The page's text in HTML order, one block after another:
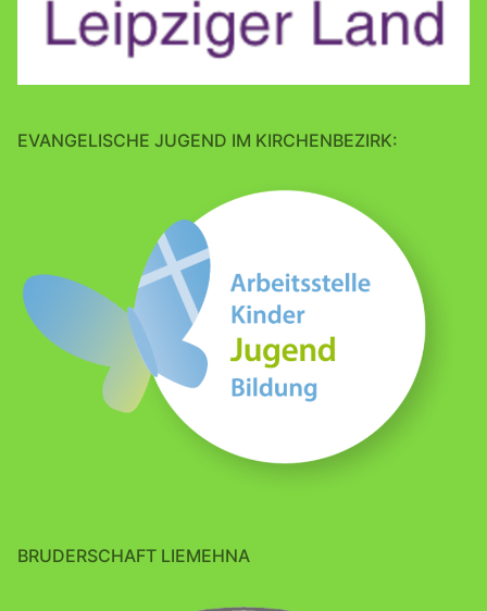
EVANGELISCHE JUGEND IM KIRCHENBEZIRK:
BRUDERSCHAFT LIEMEHNA